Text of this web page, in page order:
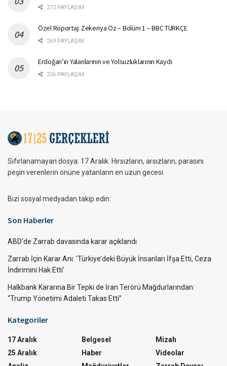
272 PAYLAŞIM
Özel Röportaj: Zekeriya Öz – Bölüm 1 – BBC TÜRKÇE
269 PAYLAŞIM
Erdoğan’ın Yalanlarının ve Yolsuzluklarının Kaydı
226 PAYLAŞIM
Sıfırlanamayan dosya: 17 Aralık. Hırsızların, arsızların, parasını
peşin verenlerin önüne yatanların en uzun gecesi.
Bizi sosyal medyadan takip edin:
Son Haberler
ABD’de Zarrab davasında karar açıklandı
Zarrab İçin Karar Anı: ‘Türkiye’deki Büyük İnsanları İfşa Etti, Ceza
İndirimini Hak Etti’
Halkbank Kararına Bir Tepki de İran Terörü Mağdurlarından:
“Trump Yönetimi Adaleti Takas Etti”
Kategoriler
17 Aralık
25 Aralık
Belgesel
Haber
Mizah
Videolar